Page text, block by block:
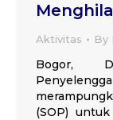
Aktivitas By
Bogor,
(SOP)